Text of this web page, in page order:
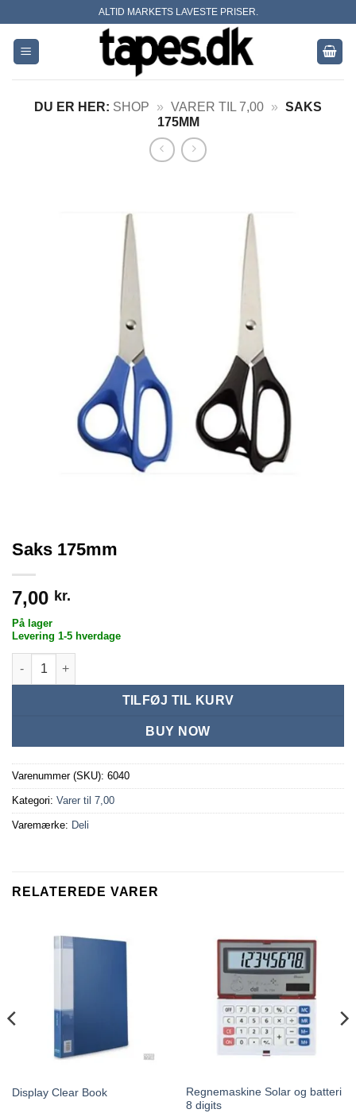
content
ALTID MARKETS LAVESTE PRISER.
DU ER HER: SHOP » VARER TIL 7,00 » SAKS
175MM
Saks 175mm
7,00 kr.
På lager
Levering 1-5 hverdage
Saks 175mm antal
TILFØJ TIL KURV
BUY NOW
Varenummer (SKU): 6040
Kategori: Varer til 7,00
Varemærke: Deli
RELATEREDE VARER
Display Clear Book
Regnemaskine Solar og batteri
8 digits